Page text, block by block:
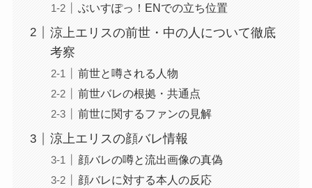
ぶいすぽっ！ENでの立ち位置
涼上エリスの前世・中の人について徹底
考察
前世と噂される人物
前世バレの根拠・共通点
前世に関するファンの見解
涼上エリスの顔バレ情報
顔バレの噂と流出画像の真偽
顔バレに対する本人の反応